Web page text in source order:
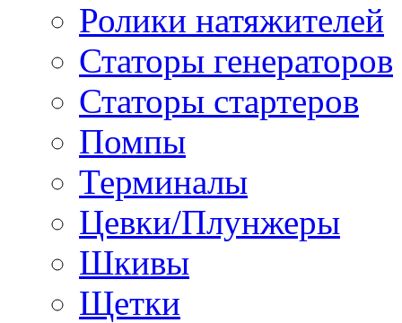
Ролики натяжителей
Статоры генераторов
Статоры стартеров
Помпы
Терминалы
Цевки/Плунжеры
Шкивы
Щетки